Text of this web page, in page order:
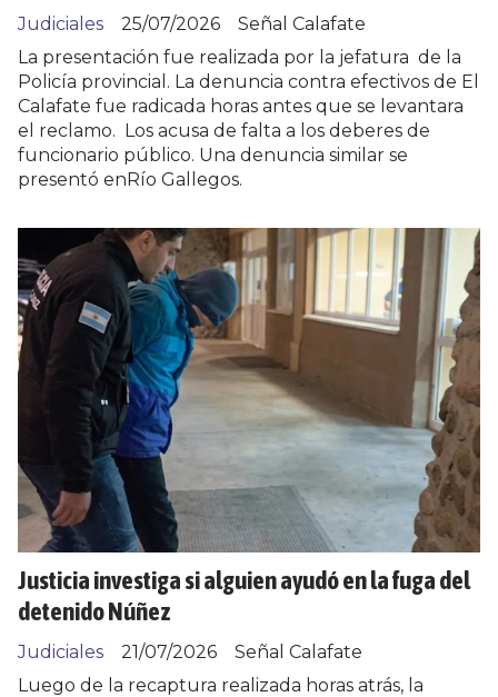
Señal Calafate
Judiciales
25/07/2026
La presentación fue realizada por la jefatura de la
Policía provincial. La denuncia contra efectivos de El
Calafate fue radicada horas antes que se levantara
el reclamo. Los acusa de falta a los deberes de
funcionario público. Una denuncia similar se
presentó enRío Gallegos.
Justicia investiga si alguien ayudó en la fuga del
detenido Núñez
Señal Calafate
Judiciales
21/07/2026
Luego de la recaptura realizada horas atrás, la